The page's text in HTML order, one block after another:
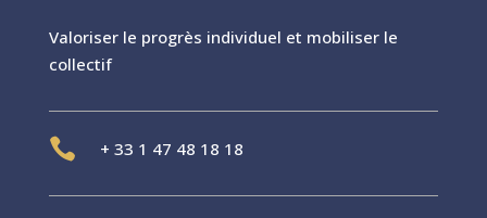
Valoriser le progrès individuel et mobiliser le
collectif
 + 33 1 47 48 18 18